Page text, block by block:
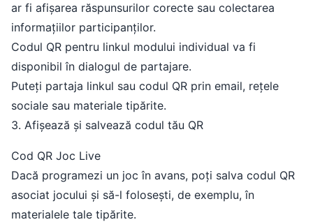
ar fi afișarea răspunsurilor corecte sau colectarea
informațiilor participanților.
Codul QR pentru linkul modului individual va fi
disponibil în dialogul de partajare.
Puteți partaja linkul sau codul QR prin email, rețele
sociale sau materiale tipărite.
3. Afișează și salvează codul tău QR
Cod QR Joc Live
Dacă programezi un joc în avans, poți salva codul QR
asociat jocului și să-l folosești, de exemplu, în
materialele tale tipărite.